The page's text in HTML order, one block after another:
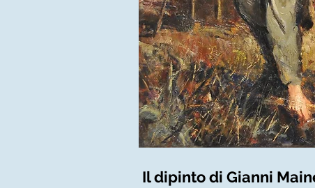
Il dipinto di Gianni